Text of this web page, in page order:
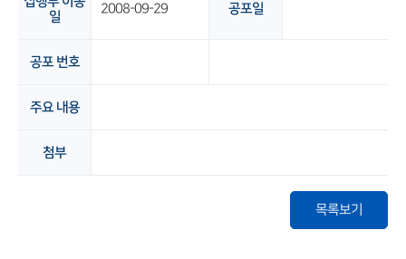
일
2008-09-29 공포일
공포 번호
주요 내용
첨부
목록보기